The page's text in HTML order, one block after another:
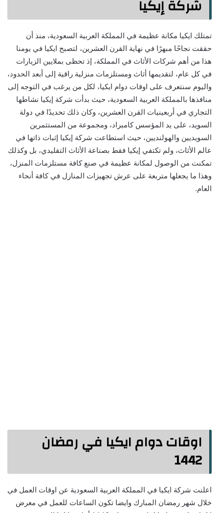
شركة إيكيا
تمتلك ايكيا مكانة عظيمة في المملكة العربية السعودية، منذ أن
حققت نجاحًا مبهرًا في نهاية القرن العشرين، لتصبح ايكيا في يومنا
هذا من أهم شركات الأثاث في المملكة، إذ تحظى بملايين الزيارات
في كل عام، لتقديمها أثاث ومستلزمات منزلية راقية إلى أبعد الحدود،
واليوم سنتعرف على اوقات دوام ايكيا، لكل من يرغب في التوجه إلى
منافذها بالمملكة العربية السعودية، حيث بدأت شركة إيكيا نشاطها
التجاري في أربعينيات القرن العشرين، وكان ذلك تحديدًا في دولة
السويد، على يد المؤسس كامبراد، ومجموعة من المستثمرين
السويديين والهولنديين، حيث استطاعت شركة إيكيا إثبات ذاتها في
عالم الأثاث، ولم تكتفي إيكيا فقط بصناعة الأثاث التقليدي، بل وكذلك
تمكنت من الوصول لمكانة عظيمة في صنع كافة مستلزمات المنزل،
وهذا ما يجعلها متربعة على عرش تجهيزات المنازل في كافة أنحاء
العام.
اوقات دوام ايكيا في رمضان
1442
اعلنت شركة ايكيا في المملكة العربية السعودية عن اوقات العمل في
خلال شهر رمضان المبارك وايضا تكون الساعات للعمل في معرض